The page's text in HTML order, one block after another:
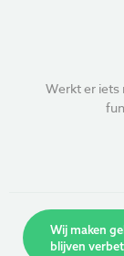
Werkt er iets
Wij maken
blijven